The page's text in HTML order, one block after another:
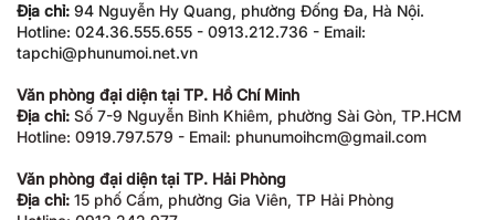
Địa chỉ: 94 Nguyễn Hy Quang, phường Đống Đa, Hà Nội.
Hotline: 024.36.555.655 - 0913.212.736 - Email:
tapchi@phunumoi.net.vn
Văn phòng đại diện tại TP. Hồ Chí Minh
Địa chỉ: Số 7-9 Nguyễn Bỉnh Khiêm, phường Sài Gòn, TP.HCM
Hotline: 0919.797.579 - Email: phunumoihcm@gmail.com
Văn phòng đại diện tại TP. Hải Phòng
Địa chỉ: 15 phố Cấm, phường Gia Viên, TP Hải Phòng